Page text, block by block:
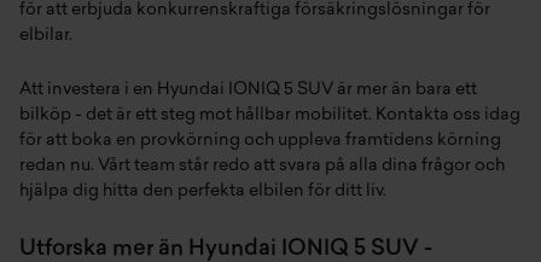
för att erbjuda konkurrenskraftiga försäkringslösningar för
elbilar.
Att investera i en Hyundai IONIQ 5 SUV är mer än bara ett
bilköp - det är ett steg mot hållbar mobilitet. Kontakta oss idag
för att boka en provkörning och uppleva framtidens körning
redan nu. Vårt team står redo att svara på alla dina frågor och
hjälpa dig hitta den perfekta elbilen för ditt liv.
Utforska mer än Hyundai IONIQ 5 SUV -